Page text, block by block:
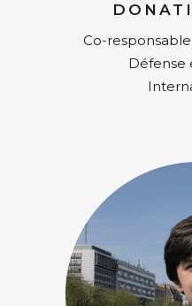
Co-
Défense